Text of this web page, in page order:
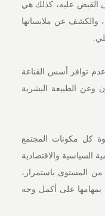
القبض عليه، كذلك هي
والكشف عن ملابساتها
توافر أسس القناعة
وعن الطبيعة البشرية
كل مكونات المجتمع
السياسية والاقتصادية
من المستوى باستمرار،
بمهامها على أكمل وجه